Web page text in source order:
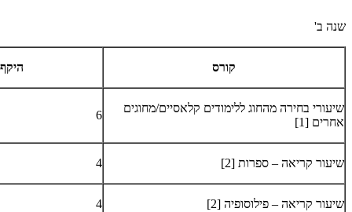
שנה ב'
קורס
שיעורי בחירה מהחוג ללימודים קלאסיים/מחוגים
אחרים [1]
6
שיעור קריאה – ספרות [2] 4
שיעור קריאה – פילוסופיה [2] 4